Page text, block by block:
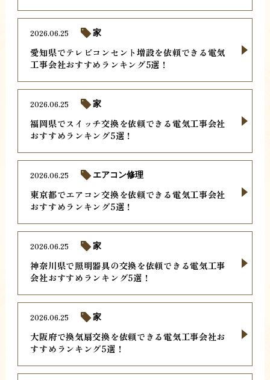
愛知県でテレビコンセント増設を依頼できる電気
工事会社おすすめランキング5選！
2026.06.25 家
福岡県でスイッチ交換を依頼できる電気工事会社
おすすめランキング5選！
2026.06.25 家
東京都でエアコン交換を依頼できる電気工事会社
おすすめランキング5選！
2026.06.25 エアコン修理
神奈川県で照明器具の交換を依頼できる電気工事
会社おすすめランキング5選！
2026.06.25 家
大阪府で換気扇交換を依頼できる電気工事会社お
すすめランキング5選！
2026.06.25 家